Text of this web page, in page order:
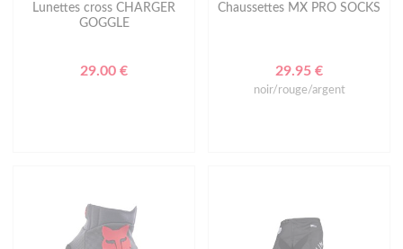
Lunettes cross CHARGER
GOGGLE
29.00 €
Chaussettes MX PRO SOCKS
29.95 €
noir/rouge/argent